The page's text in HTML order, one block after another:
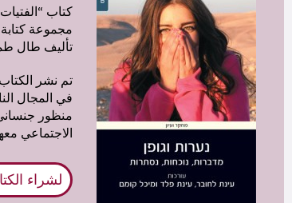
كتاب
تأليف طال
في المجال
منظور
الاجتماعي
لشراء